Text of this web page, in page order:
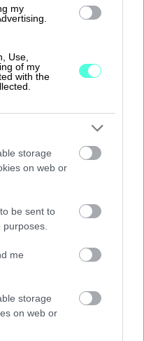
my
Use,
of my
with the
storage
on web or
be sent to
me
storage
on web or
miljoonan
– 5+2 syytä
ja
rutiineja ja
Aloitus nyt